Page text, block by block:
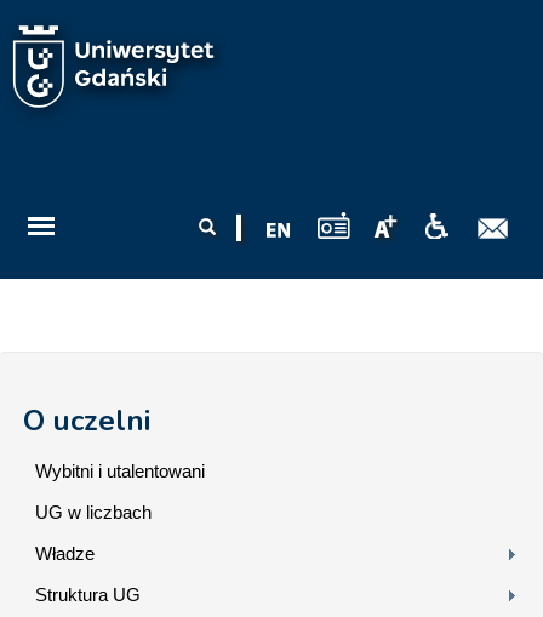
wyszukiwania
O uczelni
Wybitni i utalentowani
UG w liczbach
Władze
Struktura UG